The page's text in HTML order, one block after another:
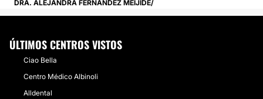
DRA. ALEJANDRA FERNÁNDEZ MEIJIDE
ÚLTIMOS CENTROS VISTOS
Ciao Bella
Centro Médico Albinoli
Alldental